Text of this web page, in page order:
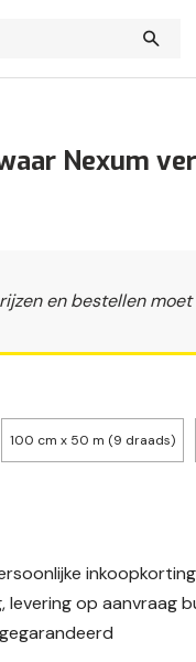
Nexum
en bestellen moet
100 cm x 50 m (9 draads)
inkoopkorting
levering op aanvraag